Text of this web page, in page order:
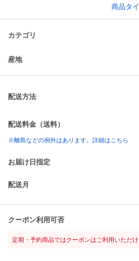
商品タ
カテゴリ
産地
配送方法
配送料金（送料）
※離島などの例外はあります。詳細はこちら
お届け日指定
配送月
クーポン利用可否
定期・予約商品ではクーポンはご利用いただ